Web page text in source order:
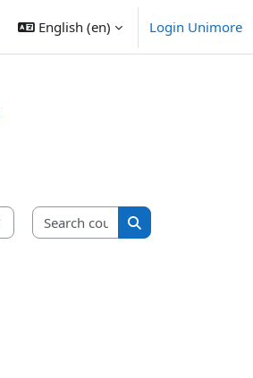
English ‎(en)‎ Login Unimore
Search courses
Search courses